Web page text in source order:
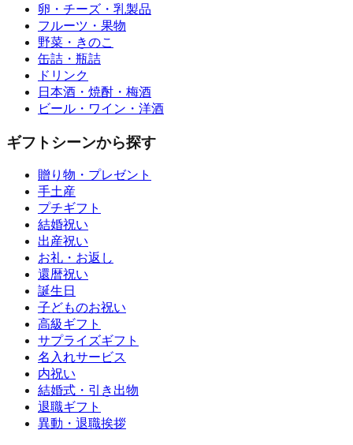
卵・チーズ・乳製品
フルーツ・果物
野菜・きのこ
缶詰・瓶詰
ドリンク
日本酒・焼酎・梅酒
ビール・ワイン・洋酒
ギフトシーンから探す
贈り物・プレゼント
手土産
プチギフト
結婚祝い
出産祝い
お礼・お返し
還暦祝い
誕生日
子どものお祝い
高級ギフト
サプライズギフト
名入れサービス
内祝い
結婚式・引き出物
退職ギフト
異動・退職挨拶